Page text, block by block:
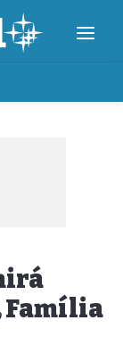
Família